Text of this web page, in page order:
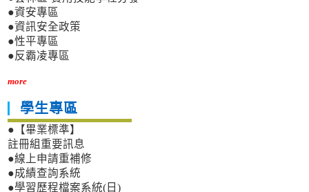
●資安專區
●資訊安全政策
●性平專區
●反霸凌專區
more
學生專區
●【畢業標準】
註冊組重要訊息
●線上申請重補修
●成績查詢系統
●學習歷程檔案系統(日)